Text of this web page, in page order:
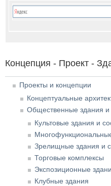
Концепция - Проект -
Проекты и концепции
Концептуальные
Общественные здания и
Культовые здания и
Зрелищные здания и
Торговые комплексы
Экспозиционные
Клубные здания